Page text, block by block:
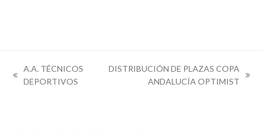
previous
A.A. TÉCNICOS
DEPORTIVOS
DISTRIBUCIÓN DE PLAZAS COPA
ANDALUCÍA OPTIMIST